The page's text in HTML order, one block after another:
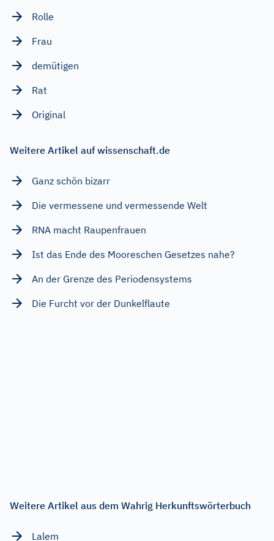
Rolle
Frau
demütigen
Rat
Original
Weitere Artikel auf wissenschaft.de
Ganz schön bizarr
Die vermessene und vermessende Welt
RNA macht Raupenfrauen
Ist das Ende des Mooreschen Gesetzes nahe?
An der Grenze des Periodensystems
Die Furcht vor der Dunkelflaute
Weitere Artikel aus dem Wahrig Herkunftswörterbuch
Lalem